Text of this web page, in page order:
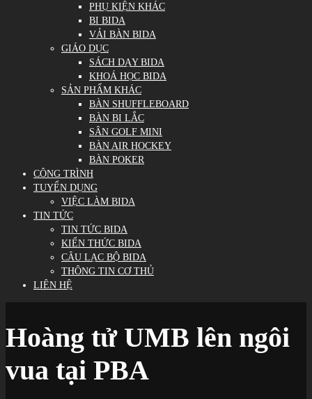
PHỤ KIỆN KHÁC
BI BIDA
VẢI BÀN BIDA
GIÁO DỤC
SÁCH DẠY BIDA
KHOÁ HỌC BIDA
SẢN PHẨM KHÁC
BÀN SHUFFLEBOARD
BÀN BI LẮC
SÂN GOLF MINI
BÀN AIR HOCKEY
BÀN POKER
CÔNG TRÌNH
TUYỂN DỤNG
VIỆC LÀM BIDA
TIN TỨC
TIN TỨC BIDA
KIẾN THỨC BIDA
CÂU LẠC BỘ BIDA
THÔNG TIN CƠ THỦ
LIÊN HỆ
Hoàng tử UMB lên ngôi
vua tại PBA